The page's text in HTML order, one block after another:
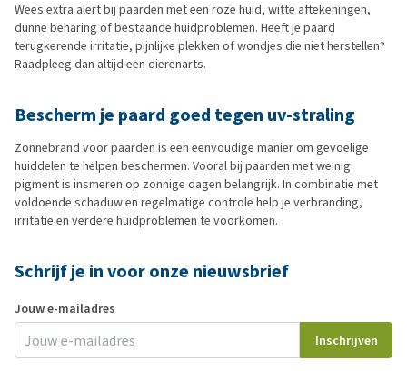
Wees extra alert bij paarden met een roze huid, witte aftekeningen,
dunne beharing of bestaande huidproblemen. Heeft je paard
terugkerende irritatie, pijnlijke plekken of wondjes die niet herstellen?
Raadpleeg dan altijd een dierenarts.
Bescherm je paard goed tegen uv-straling
Zonnebrand voor paarden is een eenvoudige manier om gevoelige
huiddelen te helpen beschermen. Vooral bij paarden met weinig
pigment is insmeren op zonnige dagen belangrijk. In combinatie met
voldoende schaduw en regelmatige controle help je verbranding,
irritatie en verdere huidproblemen te voorkomen.
Schrijf je in voor onze nieuwsbrief
Jouw e-mailadres
Inschrijven